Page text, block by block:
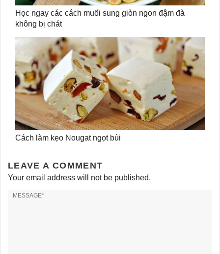
Học ngay các cách muối sung giòn ngon đậm đà
không bị chát
Cách làm kẹo Nougat ngọt bùi
LEAVE A COMMENT
Your email address will not be published.